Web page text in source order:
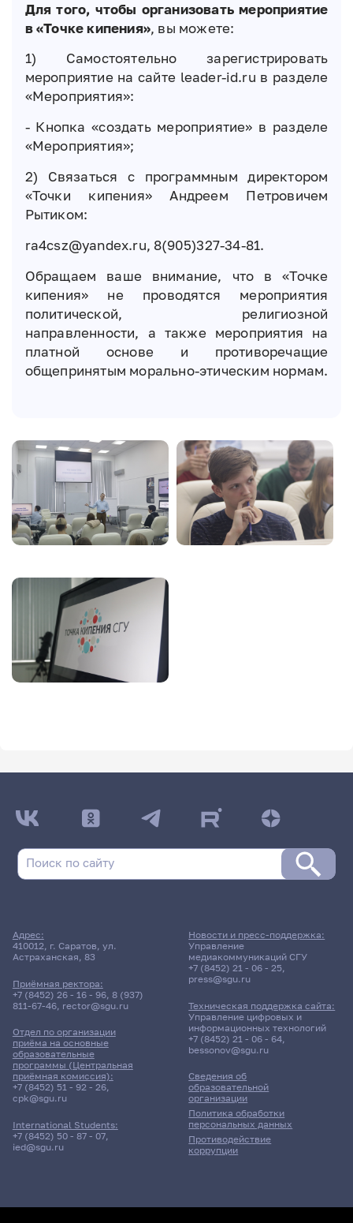
Для того, чтобы организовать мероприятие
в «Точке кипения», вы можете:
1) Самостоятельно зарегистрировать
мероприятие на сайте leader-id.ru в разделе
«Мероприятия»:
- Кнопка «создать мероприятие» в разделе
«Мероприятия»;
2) Связаться с программным директором
«Точки кипения» Андреем Петровичем
Рытиком:
ra4csz@yandex.ru, 8(905)327-34-81.
Обращаем ваше внимание, что в «Точке
кипения» не проводятся мероприятия
политической, религиозной
направленности, а также мероприятия на
платной основе и противоречащие
общепринятым морально-этическим нормам.
Image Image
Image
Адрес:
410012, г. Саратов, ул.
Астраханская, 83
Приёмная ректора:
+7 (8452) 26 - 16 - 96, 8 (937)
811-67-46, rector@sgu.ru
Отдел по организации
приёма на основные
образовательные
программы (Центральная
приёмная комиссия):
+7 (8452) 51 - 92 - 26,
cpk@sgu.ru
International Students:
+7 (8452) 50 - 87 - 07,
ied@sgu.ru
Сведения об
образовательной
организации
Политика обработки
персональных данных
Противодействие
коррупции
Новости и пресс-поддержка:
Управление
медиакоммуникаций СГУ
+7 (8452) 21 - 06 - 25,
press@sgu.ru
Техническая поддержка сайта:
Управление цифровых и
информационных технологий
+7 (8452) 21 - 06 - 64,
bessonov@sgu.ru